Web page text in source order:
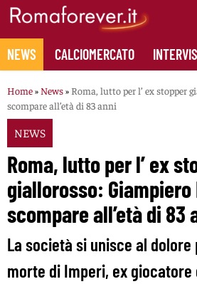
Skip
content
NEWS CALCIOMERCATO
Home» News» Roma, lutto per l’ ex stopper
scompare all’età di 83 anni
NEWS
Roma, lutto per l’ ex
giallorosso:
scompare all’età di 83
La società si unisce al
morte di Imperi, ex giocatore